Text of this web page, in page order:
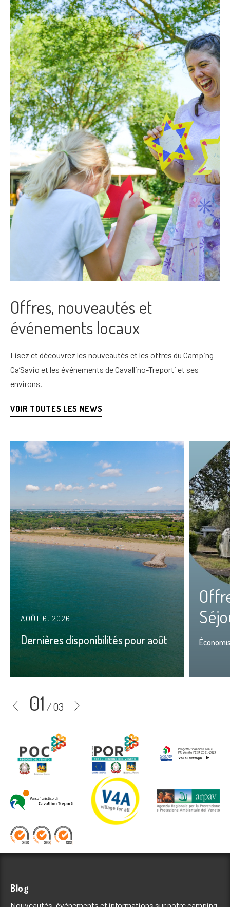
Offres, nouveautés et
événements locaux
Lisez et découvrez les nouveautés et les offres du Camping
Ca’Savio et les événements de Cavallino-Treporti et ses
environs.
VOIR TOUTES LES NEWS
AOÛT 6, 2026
Dernières disponibilités pour août
01 /03
Blog